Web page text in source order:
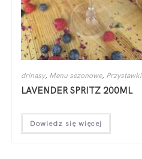
drinasy, Menu sezonowe, Przystawki
LAVENDER SPRITZ 200ML
Dowiedz się więcej